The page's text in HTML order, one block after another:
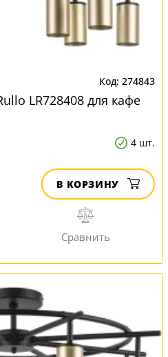
274843
LR728408 для кафе
4 шт.
В КОРЗИНУ